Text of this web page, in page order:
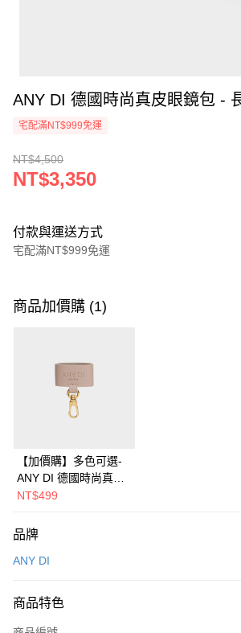
ANY DI 德國時尚真皮眼鏡包 -
宅配滿NT$999免運
NT$4,500
NT$3,350
付款與運送方式
宅配滿NT$999免運
信用卡一次付款
3 期 0 利率 每期
合作金庫商業銀行
華南商業銀行
上海商業儲蓄銀行
臺灣中小企業銀行
匯豐（台灣）商業銀行
聯邦商業銀行
元大商業銀行
台新國際商業銀行
台灣樂天信用卡公司
6 期 0 利率 每期
合作金庫商業銀行
國泰世華商業銀行
臺灣中小企業銀行
匯豐（台灣）商業銀行
元大商業銀行
玉山商業銀行
台新國際商業銀行
Apple Pay
街口支付
Google Pay
ATM付款
運送方式
宅配
商品加價購 (1)
【加價購】多色可選-
ANY DI 德國時尚真皮
多功能吊扣
NT$499
品牌
ANY DI
商品特色